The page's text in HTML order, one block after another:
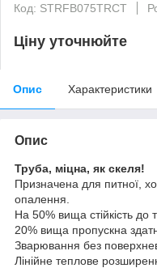
Код: STRFB075TRCT
Ціну уточнюйте
Опис Характеристики
Опис
Труба, міцна, як скеля!
Призначена для питної,
опалення.
На 50% вища стійкість до
20% вища пропускна
Зварювання без
Лінійне теплове